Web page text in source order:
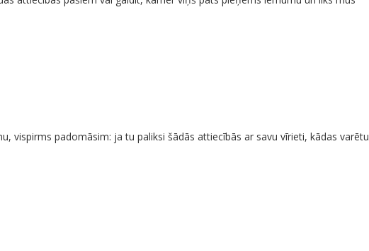
vispirms padomāsim: ja tu paliksi šādās attiecībās ar savu vīrieti, kādas varētu